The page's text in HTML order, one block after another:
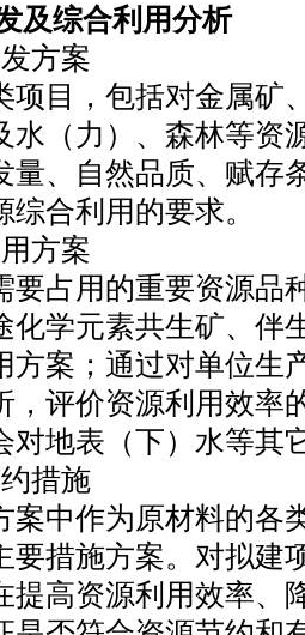
及综合利用分析
方案
目，包括对金属矿
水（力）、森林等资
量、自然品质、赋存
合利用的要求。
方案
占用的重要资源品
化学元素共生矿、伴
方案；通过对单位生
，评价资源利用效率
对地表（下）水等其
措施
中作为原材料的各
要措施方案。对拟建
提高资源利用效率、